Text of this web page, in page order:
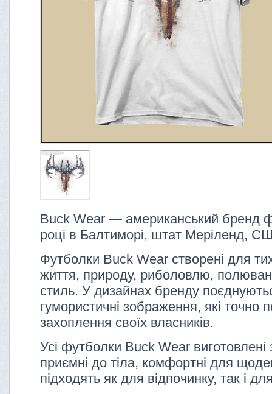
Buck Wear — американський бренд
році в Балтиморі, штат Меріленд,
Футболки Buck Wear створені для
життя, природу, риболовлю,
стиль. У дизайнах бренду
гумористичні зображення, які точно
захоплення своїх власників.
Усі футболки Buck Wear
приємні до тіла, комфортні для
підходять як для відпочинку, так і